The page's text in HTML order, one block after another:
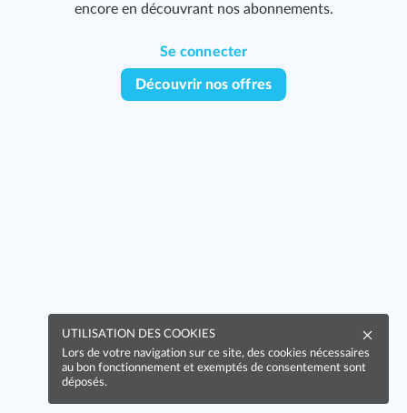
encore en découvrant nos abonnements.
Se connecter
Découvrir nos offres
UTILISATION DES COOKIES
Lors de votre navigation sur ce site, des cookies nécessaires
au bon fonctionnement et exemptés de consentement sont
déposés.